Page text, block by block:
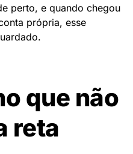
perto, e quando chegou
própria, esse
que não
reta